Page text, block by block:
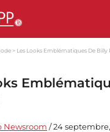
Les Looks Emblématiques De Billy
Newsroom / 24 septembre,